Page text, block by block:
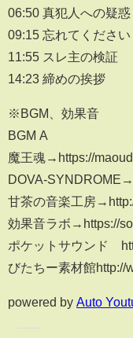
06:50 真犯人への疑惑
09:15 忘れてください
11:55 スレ主の検証
14:23 締めの挨拶
※BGM、効果音
BGM A
魔王魂→https://
DOVA-
甘茶の音楽工房
効果音ラボ→https://
ポケットサウンド
びたちー素材館http://
powered by Auto